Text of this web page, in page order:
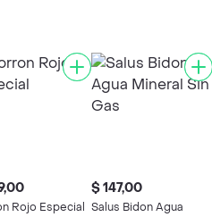
Rojo Especial
$ 147,00
Salus Bidon Agua